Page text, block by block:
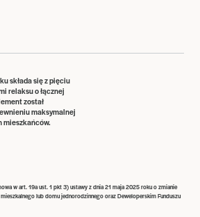
składa się z pięciu
relaksu o łącznej
został
maksymalnej
mieszkańców.
w art. 19a ust. 1 pkt 3) ustawy z dnia 21 maja 2025 roku o zmianie
lub domu jednorodzinnego oraz Deweloperskim Funduszu